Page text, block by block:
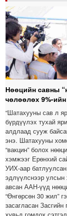
Нөөцийн савны
чөлөөлөх 9%-ийн
“Шатахууны сав л
бүрдүүлэх тухай
алдлаад сууж
энэ. Шатахууны
“вакцин” болох
хэмжээг Ерөнхий
УИХ-аар
эдлүүлснээр
авсан ААН-үүд
“Өнгөрсөн 30 жил”
засагласан Засгийн